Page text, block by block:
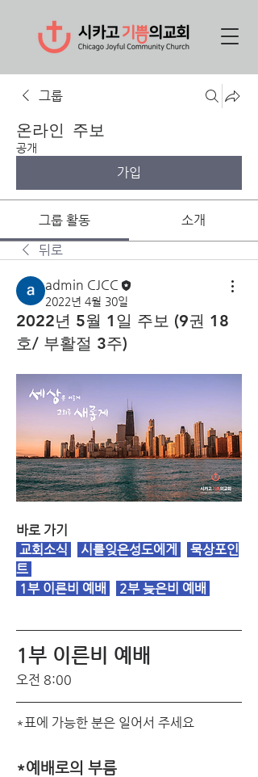
그룹
온라인 주보
공개
가입
그룹 활동
소개
뒤로
admin CJCC
2022년 4월 30일
2022년 5월 1일 주보 (9권 18
호/ 부활절 3주)
바로 가기
교회소식
시를잊은성도에게
묵상포인
트
1부 이른비 예배
2부 늦은비 예배
1부 이른비 예배
오전 8:00
*표에 가능한 분은 일어서 주세요
*예배로의 부름